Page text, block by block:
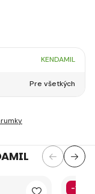
KENDAMIL
Pre všetkých
-13%